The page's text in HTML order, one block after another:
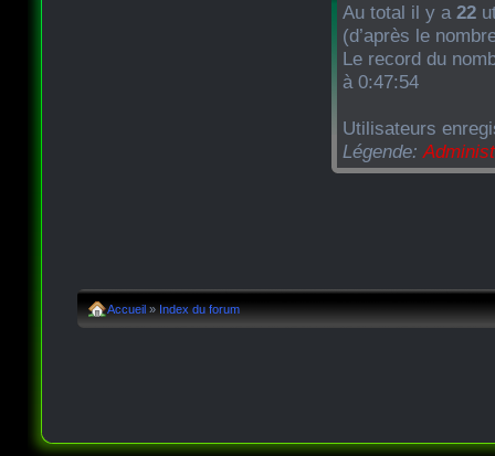
Au total il y a 22
(d’après le
Le record du
à 0:47:54
Utilisateurs
Légende:
Accueil » Index du forum